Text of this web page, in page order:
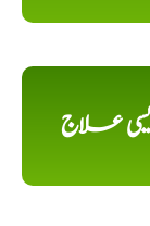
دیسی علاج